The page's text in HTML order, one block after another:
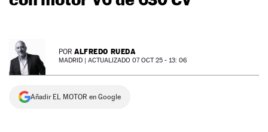
NEWSLETTER POR ALFREDO RUEDA
MADRID | ACTUALIZADO 07 OCT 25 - 13: 06
Añadir EL MOTOR en Google